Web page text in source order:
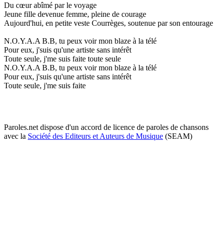
Du cœur abîmé par le voyage
Jeune fille devenue femme, pleine de courage
Aujourd'hui, en petite veste Courrèges, soutenue par son entourage
N.O.Y.A.A B.B, tu peux voir mon blaze à la télé
Pour eux, j'suis qu'une artiste sans intérêt
Toute seule, j'me suis faite toute seule
N.O.Y.A.A B.B, tu peux voir mon blaze à la télé
Pour eux, j'suis qu'une artiste sans intérêt
Toute seule, j'me suis faite
Paroles.net dispose d'un accord de licence de paroles de chansons
avec la Société des Editeurs et Auteurs de Musique (SEAM)